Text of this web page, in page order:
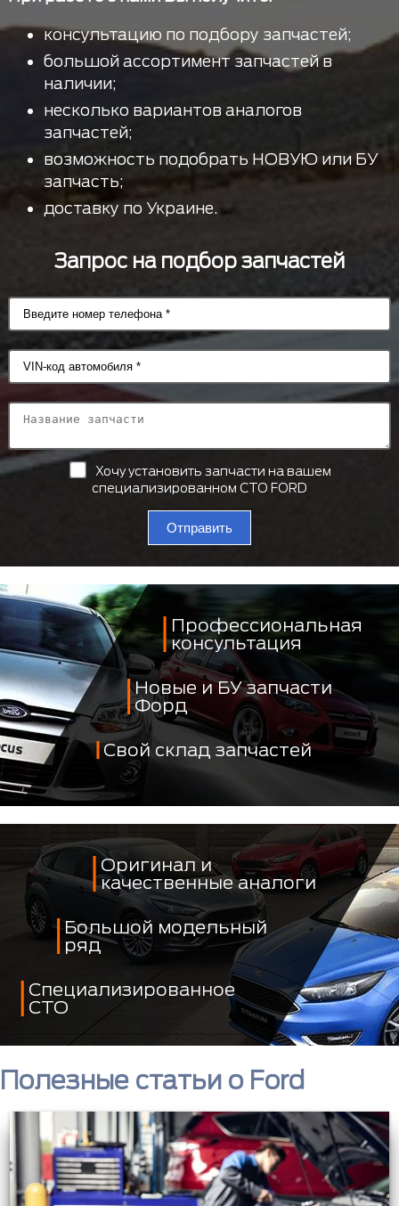
консультацию по подбору запчастей;
большой ассортимент запчастей в
наличии;
несколько вариантов аналогов
запчастей;
возможность подобрать НОВУЮ или БУ
запчасть;
доставку по Украине.
Запрос на подбор запчастей
Хочу установить запчасти на вашем
специализированном СТО FORD
Отправить
Профессиональная
консультация
Новые и БУ запчасти
Форд
Свой склад запчастей
Оригинал и
качественные аналоги
Большой модельный
ряд
Специализированное
СТО
Полезные статьи о Ford